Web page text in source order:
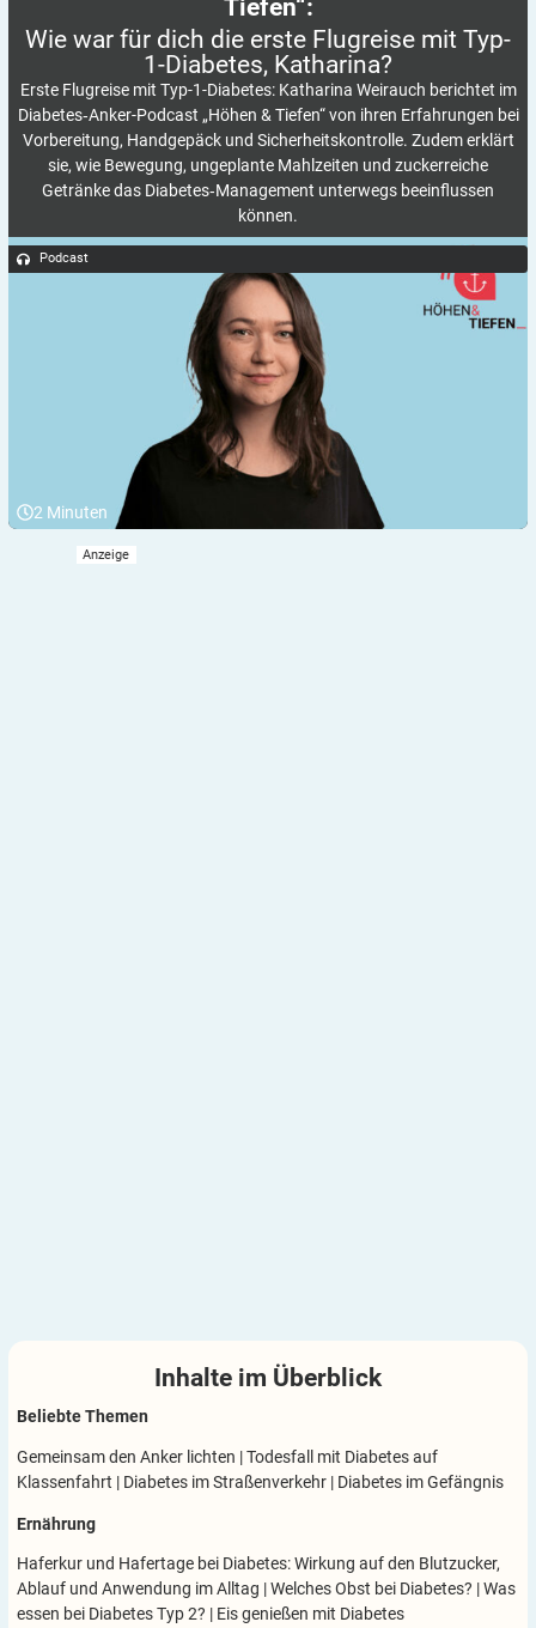
Tiefen“:
Wie war für dich die erste Flugreise mit Typ-
1-Diabetes, Katharina?
Erste Flugreise mit Typ-1-Diabetes: Katharina Weirauch berichtet im
Diabetes‑Anker-Podcast „Höhen & Tiefen“ von ihren Erfahrungen bei
Vorbereitung, Handgepäck und Sicherheitskontrolle. Zudem erklärt
sie, wie Bewegung, ungeplante Mahlzeiten und zuckerreiche
Getränke das Diabetes‑Management unterwegs beeinflussen
können.
2 Minuten
Podcast
Inhalte im Überblick
Beliebte Themen
Gemeinsam den Anker lichten |Todesfall mit Diabetes auf
Klassenfahrt | Diabetes im Straßenverkehr | Diabetes im Gefängnis
Ernährung
Haferkur und Hafertage bei Diabetes: Wirkung auf den Blutzucker,
Ablauf und Anwendung im Alltag |Welches Obst bei Diabetes? |Was
essen bei Diabetes Typ 2? | Eis genießen mit Diabetes